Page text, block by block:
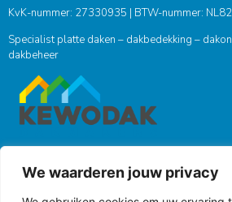
We waarderen jouw privacy
KvK-nummer: 27330935 | BTW-nummer:
Specialist platte daken – dakbedekking –
dakbeheer
ONZE SOCIALS